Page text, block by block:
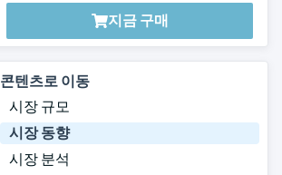
지금 구매
콘텐츠로 이동
시장 규모
시장 동향
시장 분석